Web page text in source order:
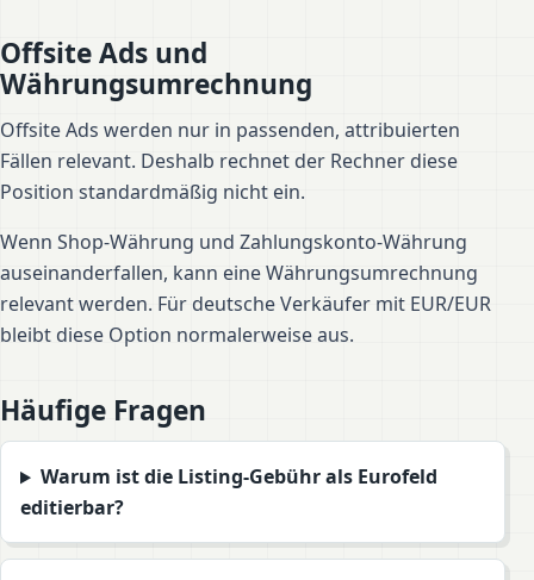
Offsite Ads und
Währungsumrechnung
Offsite Ads werden nur in passenden, attribuierten
Fällen relevant. Deshalb rechnet der Rechner diese
Position standardmäßig nicht ein.
Wenn Shop-Währung und Zahlungskonto-Währung
auseinanderfallen, kann eine Währungsumrechnung
relevant werden. Für deutsche Verkäufer mit EUR/EUR
bleibt diese Option normalerweise aus.
Häufige Fragen
Warum ist die Listing-Gebühr als Eurofeld
editierbar?